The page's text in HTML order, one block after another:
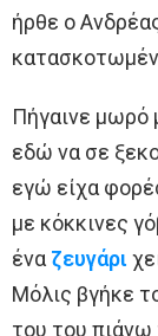
ήρθε ο
Πήγαινε μωρό
εδώ να σε
εγώ είχα
με κόκκινες
ένα ζευγάρι
Μόλις βγήκε
του του πιάνω